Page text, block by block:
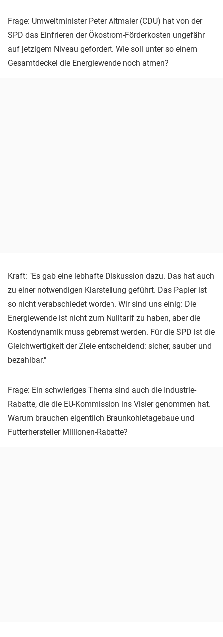
Frage: Umweltminister Peter Altmaier(CDU) hat von der
SPD das Einfrieren der Ökostrom-Förderkosten ungefähr
auf jetzigem Niveau gefordert. Wie soll unter so einem
Gesamtdeckel die Energiewende noch atmen?
Kraft: "Es gab eine lebhafte Diskussion dazu. Das hat auch
zu einer notwendigen Klarstellung geführt. Das Papier ist
so nicht verabschiedet worden. Wir sind uns einig: Die
Energiewende ist nicht zum Nulltarif zu haben, aber die
Kostendynamik muss gebremst werden. Für die SPD ist die
Gleichwertigkeit der Ziele entscheidend: sicher, sauber und
bezahlbar."
Frage: Ein schwieriges Thema sind auch die Industrie-
Rabatte, die die EU-Kommission ins Visier genommen hat.
Warum brauchen eigentlich Braunkohletagebaue und
Futterhersteller Millionen-Rabatte?